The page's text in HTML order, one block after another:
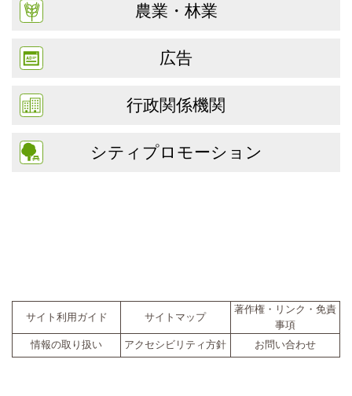
農業・林業
広告
行政関係機関
シティプロモーション
サイト利用ガイド サイトマップ
著作権・リンク・免責
事項
情報の取り扱い
アクセシビリティ方針 お問い合わせ